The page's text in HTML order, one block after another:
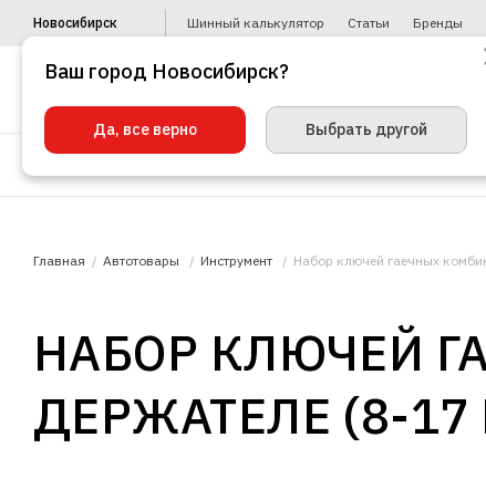
Новосибирск Шинный калькулятор Статьи Бренды
Главная Автотовары Инструмент Набор ключей гаечных
НАБОР КЛЮЧЕЙ
ДЕРЖАТЕЛЕ (8-17
Ваш город Новосибирск?
Да, все верно Выбрать другой